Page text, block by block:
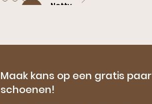
10
Netty ,
Maak kans op een gratis paar
schoenen!